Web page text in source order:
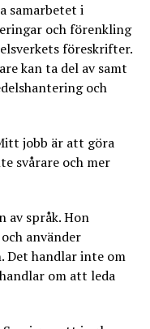
samarbetet i
och förenkling
föreskrifter.
kan ta del av samt
och
jobb är att göra
svårare och mer
av språk. Hon
använder
Det handlar inte om
om att leda